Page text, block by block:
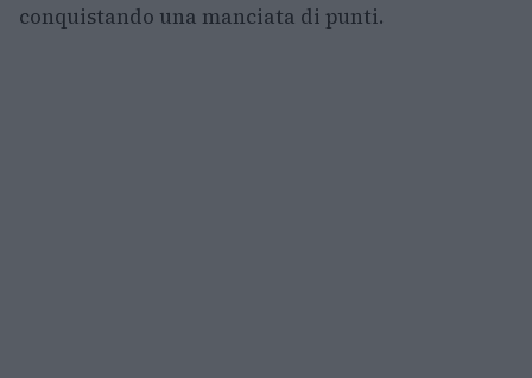
conquistando una manciata di punti.